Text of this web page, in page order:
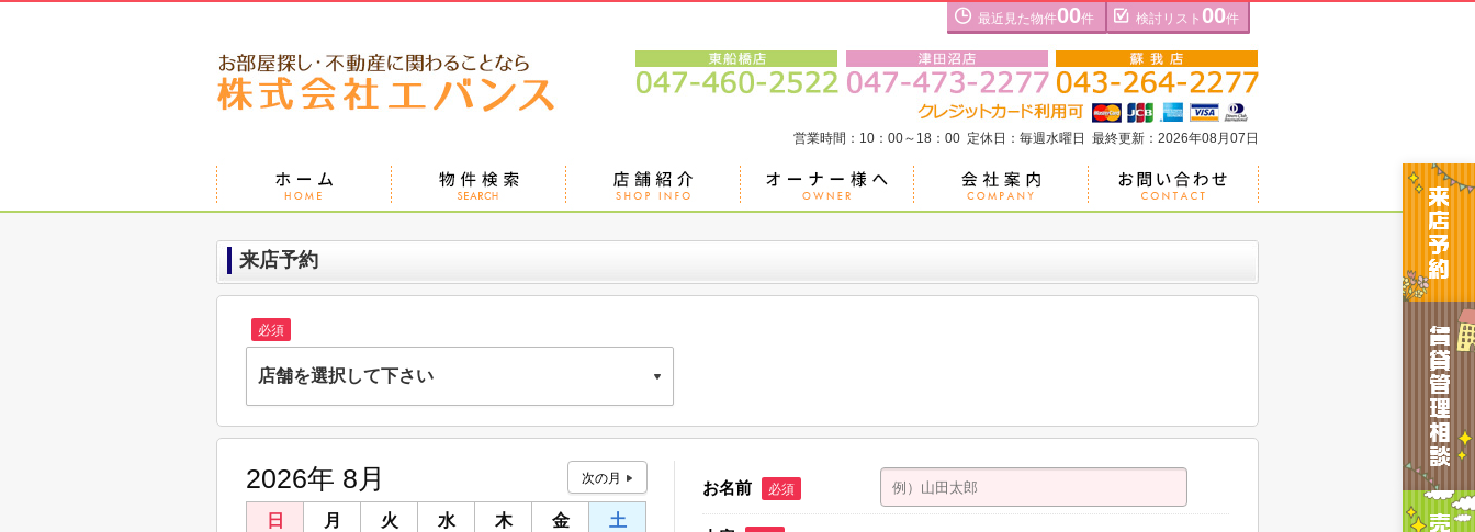
最近見た物件00件 検討リスト 00件
営業時間：10：00～18：00 定休日：毎週水曜日 最終更新：2026年08月07日
来店予約
必須
店舗を選択して下さい
株式会社エバンス 蘇我店
株式会社エバンス東船橋店
千葉県船橋市東船橋２丁目10-16
2026年 8月
日 月 火 水 木 金
土
お名前 必須